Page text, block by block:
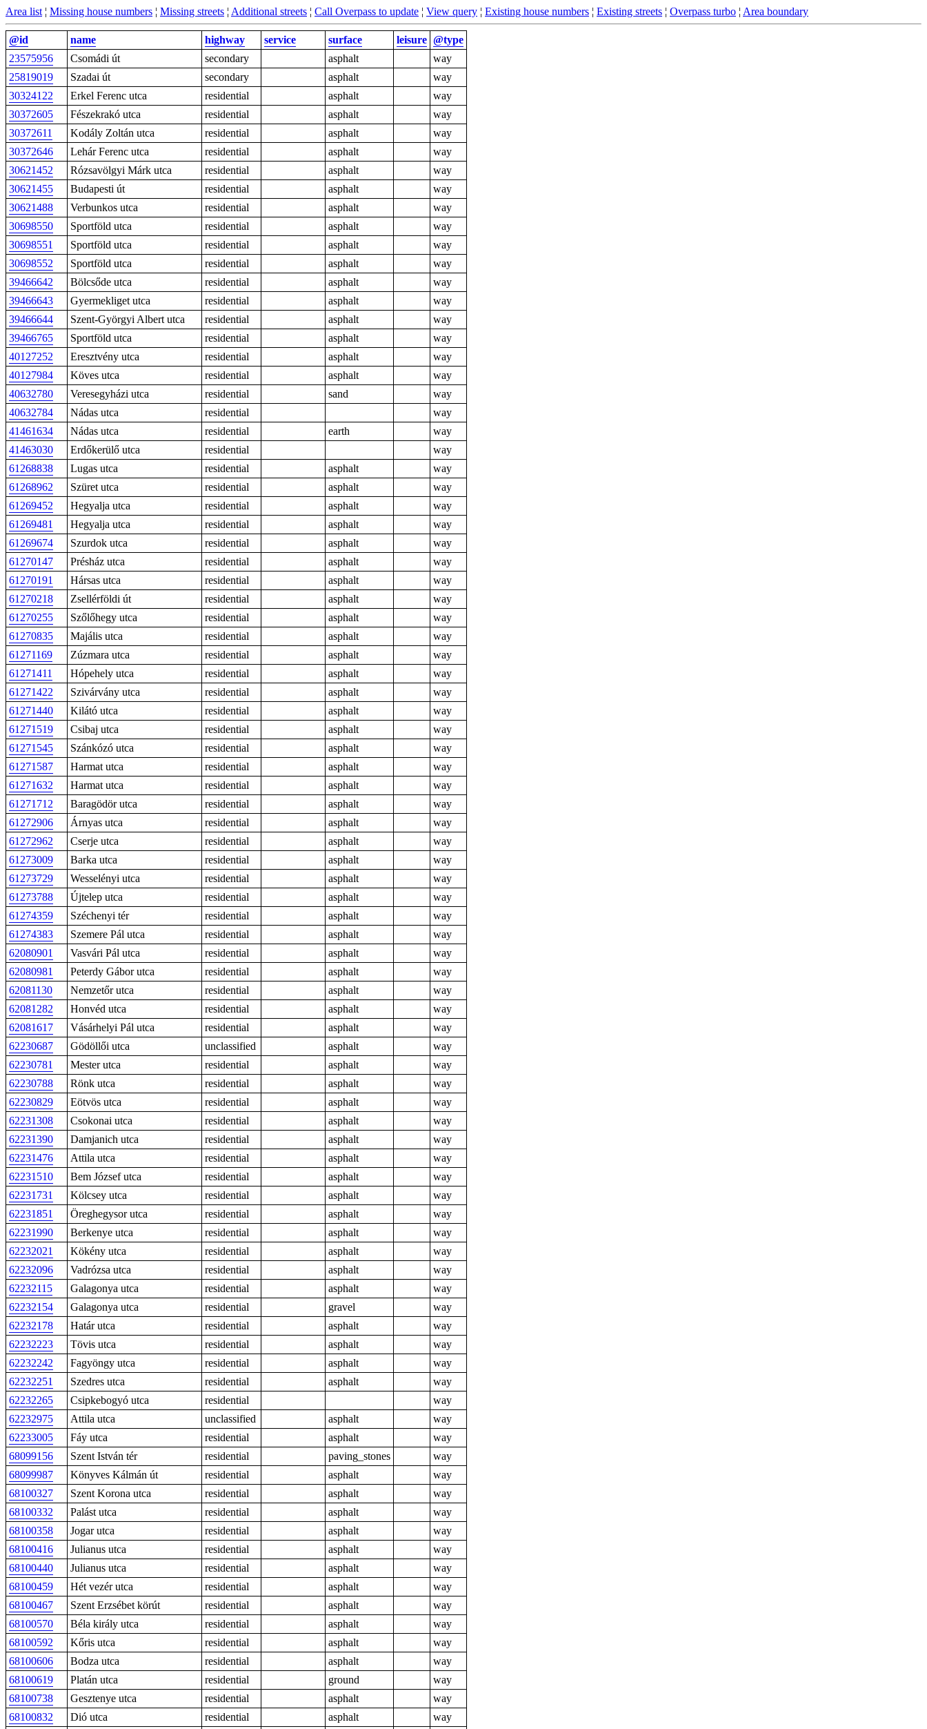
Area list ¦ Missing house numbers ¦ Missing streets ¦ Additional streets ¦ Call Overpass to update ¦ View query ¦ Existing house numbers ¦ Existing streets ¦ Overpass turbo ¦ Area boundary
@id name highway service surface leisure @type
23575956
Csomádi út secondary asphalt
way
25819019
Szadai út secondary asphalt
way
30324122
Erkel Ferenc utca residential asphalt
way
30372605
Fészekrakó utca residential asphalt
way
30372611
Kodály Zoltán utca residential asphalt
way
30372646
Lehár Ferenc utca residential asphalt
way
30621452
Rózsavölgyi Márk utca residential asphalt
way
30621455
Budapesti út residential asphalt
way
30621488
Verbunkos utca residential asphalt
way
30698550
Sportföld utca residential asphalt
way
30698551
Sportföld utca residential asphalt
way
30698552
Sportföld utca residential asphalt
way
39466642
Bölcsőde utca residential asphalt
way
39466643
Gyermekliget utca residential asphalt
way
39466644
Szent-Györgyi Albert utca residential asphalt
way
39466765
Sportföld utca residential asphalt
way
40127252
Eresztvény utca residential asphalt
way
40127984
Köves utca residential asphalt
way
40632780
Veresegyházi utca residential sand
way
40632784
Nádas utca residential
way
41461634
Nádas utca residential earth
way
41463030
Erdőkerülő utca residential
way
61268838
Lugas utca residential asphalt
way
61268962
Szüret utca residential asphalt
way
61269452
Hegyalja utca residential asphalt
way
61269481
Hegyalja utca residential asphalt
way
61269674
Szurdok utca residential asphalt
way
61270147
Présház utca residential asphalt
way
61270191
Hársas utca residential asphalt
way
61270218
Zsellérföldi út residential asphalt
way
61270255
Szőlőhegy utca residential asphalt
way
61270835
Majális utca residential asphalt
way
61271169
Zúzmara utca residential asphalt
way
61271411
Hópehely utca residential asphalt
way
61271422
Szivárvány utca residential asphalt
way
61271440
Kilátó utca residential asphalt
way
61271519
Csibaj utca residential asphalt
way
61271545
Szánkózó utca residential asphalt
way
61271587
Harmat utca residential asphalt
way
61271632
Harmat utca residential asphalt
way
61271712
Baragödör utca residential asphalt
way
61272906
Árnyas utca residential asphalt
way
61272962
Cserje utca residential asphalt
way
61273009
Barka utca residential asphalt
way
61273729
Wesselényi utca residential asphalt
way
61273788
Újtelep utca residential asphalt
way
61274359
Széchenyi tér residential asphalt
way
61274383
Szemere Pál utca residential asphalt
way
62080901
Vasvári Pál utca residential asphalt
way
62080981
Peterdy Gábor utca residential asphalt
way
62081130
Nemzetőr utca residential asphalt
way
62081282
Honvéd utca residential asphalt
way
62081617
Vásárhelyi Pál utca residential asphalt
way
62230687
Gödöllői utca unclassified asphalt
way
62230781
Mester utca residential asphalt
way
62230788
Rönk utca residential asphalt
way
62230829
Eötvös utca residential asphalt
way
62231308
Csokonai utca residential asphalt
way
62231390
Damjanich utca residential asphalt
way
62231476
Attila utca residential asphalt
way
62231510
Bem József utca residential asphalt
way
62231731
Kölcsey utca residential asphalt
way
62231851
Öreghegysor utca residential asphalt
way
62231990
Berkenye utca residential asphalt
way
62232021
Kökény utca residential asphalt
way
62232096
Vadrózsa utca residential asphalt
way
62232115
Galagonya utca residential asphalt
way
62232154
Galagonya utca residential gravel
way
62232178
Határ utca residential asphalt
way
62232223
Tövis utca residential asphalt
way
62232242
Fagyöngy utca residential asphalt
way
62232251
Szedres utca residential asphalt
way
62232265
Csipkebogyó utca residential
way
62232975
Attila utca unclassified asphalt
way
62233005
Fáy utca residential asphalt
way
68099156
Szent István tér residential paving_stones
way
68099987
Könyves Kálmán út residential asphalt
way
68100327
Szent Korona utca residential asphalt
way
68100332
Palást utca residential asphalt
way
68100358
Jogar utca residential asphalt
way
68100416
Julianus utca residential asphalt
way
68100440
Julianus utca residential asphalt
way
68100459
Hét vezér utca residential asphalt
way
68100467
Szent Erzsébet körút residential asphalt
way
68100570
Béla király utca residential asphalt
way
68100592
Kőris utca residential asphalt
way
68100606
Bodza utca residential asphalt
way
68100619
Platán utca residential ground
way
68100738
Gesztenye utca residential asphalt
way
68100832
Dió utca residential asphalt
way